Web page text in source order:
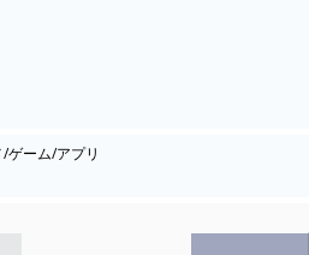
ーム/アプリ
Volume